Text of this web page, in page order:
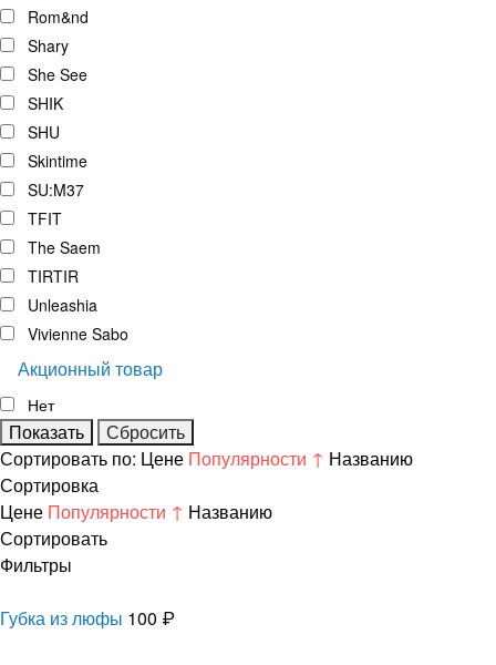
Rom&nd
Shary
She See
SHIK
SHU
Skintime
SU:M37
TFIT
The Saem
TIRTIR
Unleashia
Vivienne Sabo
Акционный товар
Нет
Сортировать по: Цене Популярности ↑ Названию
Сортировка
Цене Популярности ↑ Названию
Сортировать
Фильтры
Губка из люфы 100 ₽